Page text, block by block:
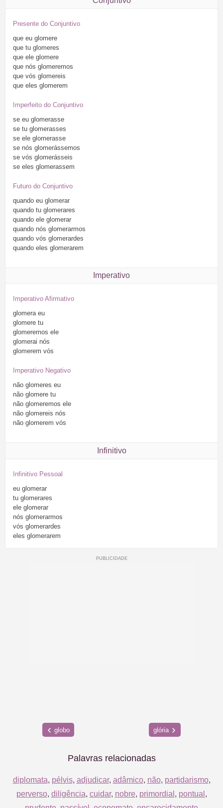
Presente do Conjuntivo
que eu glomere
que tu glomeres
que ele glomere
que nós glomeremos
que vós glomereis
que eles glomerem
Imperfeito do Conjuntivo
se eu glomerasse
se tu glomerasses
se ele glomerasse
se nós glomerássemos
se vós glomerásseis
se eles glomerassem
Futuro do Conjuntivo
quando eu glomerar
quando tu glomerares
quando ele glomerar
quando nós glomerarmos
quando vós glomerardes
quando eles glomerarem
Imperativo
Imperativo Afirmativo
glomera eu
glomere tu
glomeremos ele
glomerai nós
glomerem vós
Imperativo Negativo
não glomeres eu
não glomere tu
não glomeremos ele
não glomereis nós
não glomerem vós
Infinitivo
Infinitivo Pessoal
eu glomerar
tu glomerares
ele glomerar
nós glomerarmos
vós glomerardes
eles glomerarem
globo glória
Palavras relacionadas
diplomata, pélvis, adjudicar, adâmico, não, partidarismo,
perverso, diligência, cuidar, nobre, primordial , pontual ,